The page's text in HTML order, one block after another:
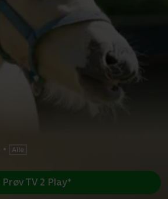
•
Prøv TV 2 Play*